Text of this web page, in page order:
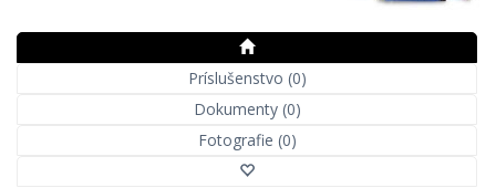
Príslušenstvo (0)
Dokumenty (0)
Fotografie (0)